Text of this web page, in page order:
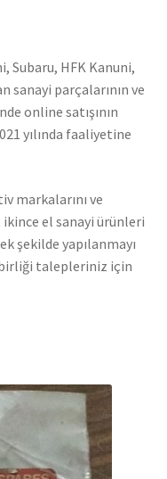
Subaru, HFK Kanuni,
sanayi parçalarının ve
online satışının
yılında faaliyetine
markalarını ve
el sanayi ürünleri
şekilde yapılanmayı
talepleriniz için